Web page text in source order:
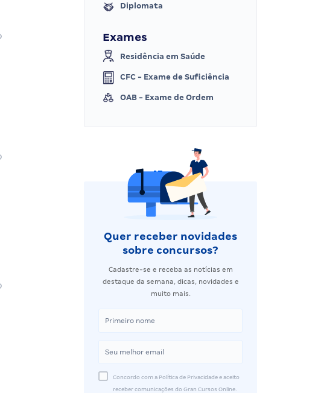
Diplomata
Exames
Residência em Saúde
CFC - Exame de Suficiência
OAB - Exame de Ordem
Quer receber novidades
sobre concursos?
Cadastre-se e receba as notícias em
destaque da semana, dicas, novidades e
muito mais.
Concordo com a Política de Privacidade e aceito
receber comunicações do Gran Cursos Online.